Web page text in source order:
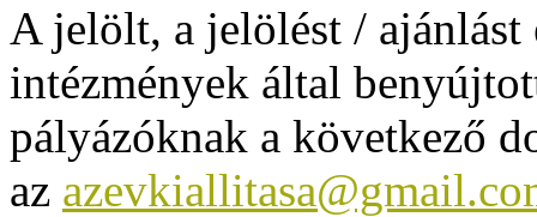
A jelölt, a jelölést / ajánlást
intézmények által
pályázóknak a következő
az